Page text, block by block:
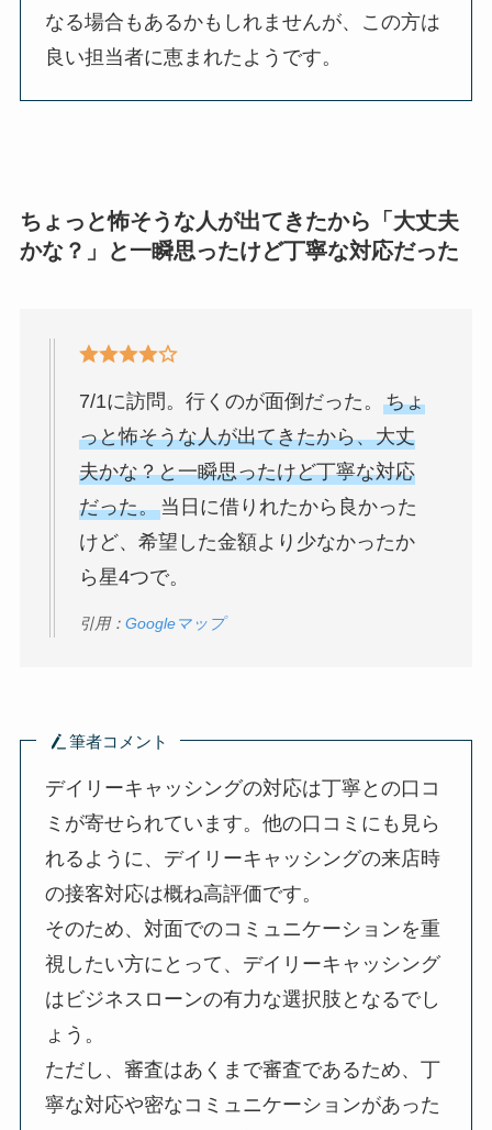
なる場合もあるかもしれませんが、この方は
良い担当者に恵まれたようです。
ちょっと怖そうな人が出てきたから「大丈夫
かな？」と一瞬思ったけど丁寧な対応だった
7/1に訪問。行くのが面倒だった。 ちょ
っと怖そうな人が出てきたから、大丈
夫かな？と一瞬思ったけど丁寧な対応
だった。当日に借りれたから良かった
けど、希望した金額より少なかったか
ら星4つで。
引用： Googleマップ
筆者コメント
デイリーキャッシングの対応は丁寧との口コ
ミが寄せられています。他の口コミにも見ら
れるように、デイリーキャッシングの来店時
の接客対応は概ね高評価です。
そのため、対面でのコミュニケーションを重
視したい方にとって、デイリーキャッシング
はビジネスローンの有力な選択肢となるでし
ょう。
ただし、審査はあくまで審査であるため、丁
寧な対応や密なコミュニケーションがあった